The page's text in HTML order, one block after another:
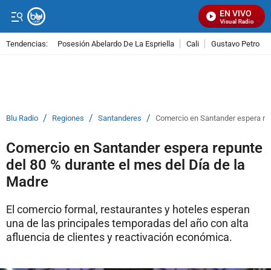
EN VIVO
Señal Visual Radio
Tendencias: Posesión Abelardo De La Espriella Cali Gustavo Petro
Blu Radio / Regiones / Santanderes / Comercio en Santander espera
Comercio en Santander espera repunte
del 80 % durante el mes del Día de la
Madre
El comercio formal, restaurantes y hoteles esperan
una de las principales temporadas del año con alta
afluencia de clientes y reactivación económica.